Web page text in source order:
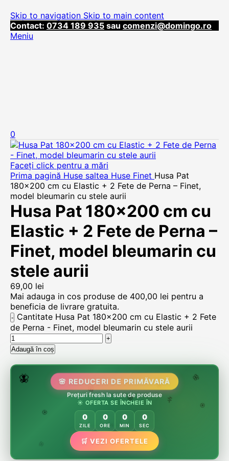
Skip to navigation Skip to main content
Contact: 0734 189 935 sau comenzi@domingo.ro
Meniu
0
Faceți click pentru a mări
Prima pagină Huse saltea Huse Finet Husa Pat
180×200 cm cu Elastic + 2 Fete de Perna – Finet,
model bleumarin cu stele aurii
Husa Pat 180×200 cm cu
Elastic + 2 Fete de Perna –
Finet, model bleumarin cu
stele aurii
69,00 lei
Mai adauga in cos produse de 400,00 lei pentru a
beneficia de livrare gratuita.
Cantitate Husa Pat 180x200 cm cu Elastic + 2 Fete
de Perna - Finet, model bleumarin cu stele aurii
Adaugă în coș
🌸
🌸
🏵️
🌷
🦋 🌸 REDUCERI DE PRIMĂVARĂ
Prețuri fresh la sute de produse
☀️ OFERTA SE ÎNCHEIE ÎN
0
ZILE
0
ORE
0
MIN
0
SEC
🛒 VEZI OFERTELE